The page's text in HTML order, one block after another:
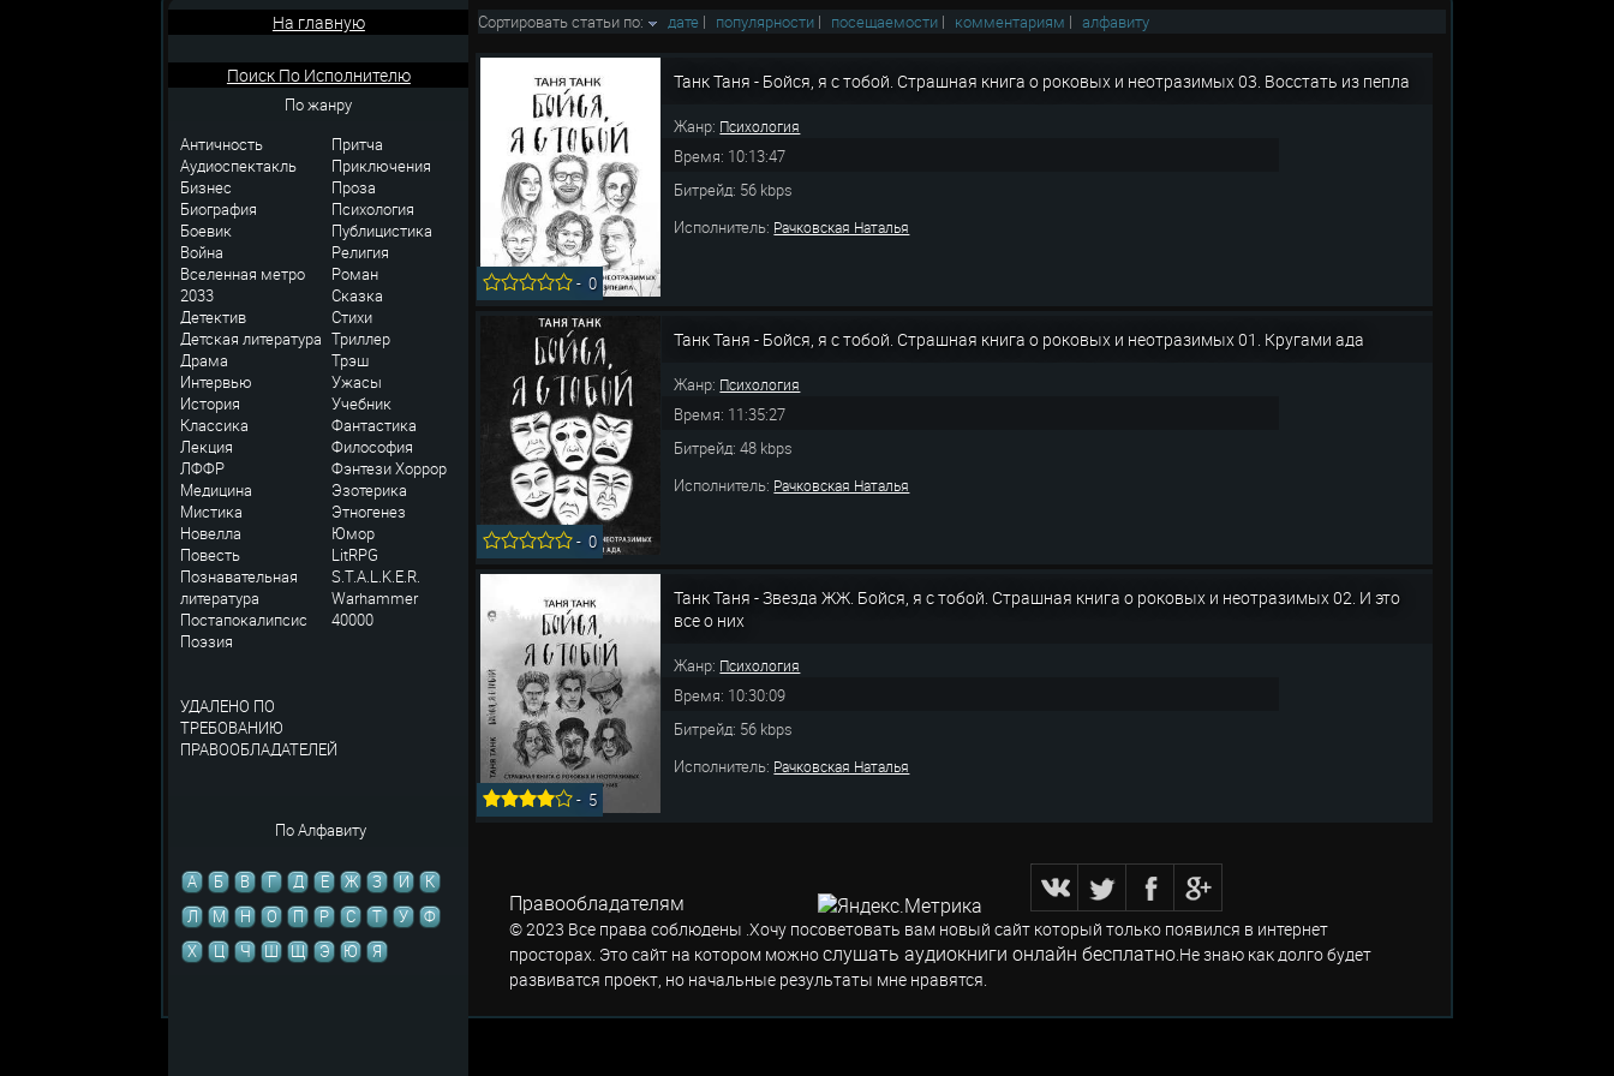
На главную
Поиск По Исполнителю
По жанру
Античность
Аудиоспектакль
Бизнес
Биография
Боевик
Война
Вселенная метро
2033
Детектив
Детская литература
Драма
Интервью
История
Классика
Лекция
ЛФФР
Медицина
Мистика
Новелла
Повесть
Познавательная
литература
Постапокалипсис
Поэзия
УДАЛЕНО ПО
ТРЕБОВАНИЮ
ПРАВООБЛАДАТЕЛЕЙ
Притча
Приключения
Проза
Психология
Публицистика
Религия
Роман
Сказка
Стихи
Триллер
Трэш
Ужасы
Учебник
Фантастика
Философия
ФэнтезиХоррор
Эзотерика
Этногенез
Юмор
LitRPG
S.T.A.L.K.E.R.
Warhammer
40000
По Алфавиту
А Б В Г Д Е Ж З И
К
Л
М Н О П Р С Т У
Ф
Х
Ц Ч Ш Щ Э Ю Я
Сортировать статьи по: дате | популярности | посещаемости | комментариям | алфавиту
-0
Танк Таня - Бойся, я с тобой. Страшная книга о роковых и неотразимых 03. Восстать из пепла
Жанр: Психология
Время: 10:13:47
Битрейд: 56 kbps
Исполнитель: Рачковская Наталья
-0
Танк Таня - Бойся, я с тобой. Страшная книга о роковых и неотразимых 01. Кругами ада
Жанр: Психология
Время: 11:35:27
Битрейд: 48 kbps
Исполнитель: Рачковская Наталья
- 5
Танк Таня - Звезда ЖЖ. Бойся, я с тобой. Страшная книга о роковых и неотразимых 02. И это
все о них
Жанр: Психология
Время: 10:30:09
Битрейд: 56 kbps
Исполнитель: Рачковская Наталья
Правообладателям
© 2023 Все права соблюдены .Хочу посоветовать вам новый сайт который только появился в интернет
просторах. Это сайт на котором можнослушать аудиокниги онлайн бесплатно.Не знаю как долго будет
развиватся проект, но начальные результаты мне нравятся.